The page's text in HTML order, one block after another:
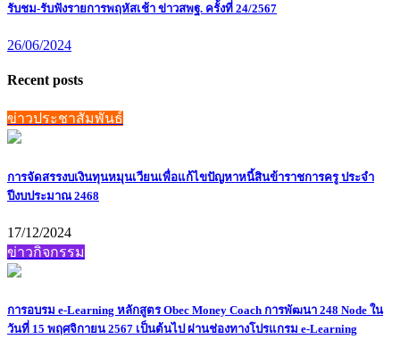
รับชม-รับฟังรายการพฤหัสเช้า ข่าวสพฐ. ครั้งที่ 24/2567
26/06/2024
Recent posts
ข่าวประชาสัมพันธ์
การจัดสรรงบเงินทุนหมุนเวียนเพื่อแก้ไขปัญหาหนี้สินข้าราชการครู ประจำ
ปีงบประมาณ 2468
17/12/2024
ข่าวกิจกรรม
การอบรม e-Learning หลักสูตร Obec Money Coach การพัฒนา 248 Node ใน
วันที่ 15 พฤศจิกายน 2567 เป็นต้นไป ผ่านช่องทางโปรแกรม e-Learning